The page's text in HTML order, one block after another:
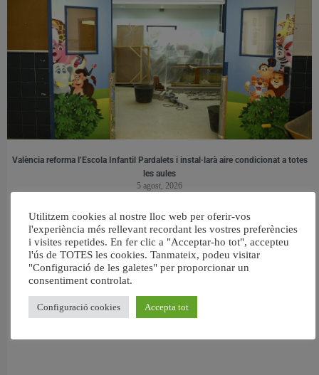
València reforma l’Escola Infantil Pardalets i instal·larà aire condicionat a totes
les aules
5 agost, 2026
Utilitzem cookies al nostre lloc web per oferir-vos
l'experiència més rellevant recordant les vostres preferències
i visites repetides. En fer clic a "Acceptar-ho tot", accepteu
l'ús de TOTES les cookies. Tanmateix, podeu visitar
"Configuració de les galetes" per proporcionar un
consentiment controlat.
Configuració cookies Accepta tot